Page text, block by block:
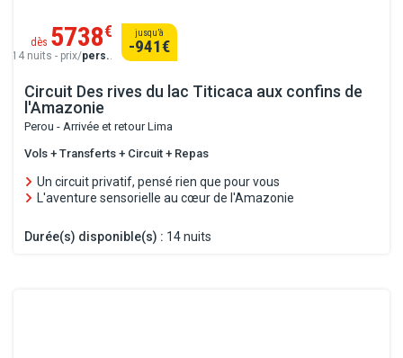
Circuit Des rives du lac Titicaca aux confins de
l'Amazonie
Perou - Arrivée et retour Lima
Vols + Transferts + Circuit + Repas
Un circuit privatif, pensé rien que pour vous
L'aventure sensorielle au cœur de l'Amazonie
Durée(s) disponible(s) : 14 nuits
dès 5738€
14 nuits - prix/pers..
jusqu’à
-941€